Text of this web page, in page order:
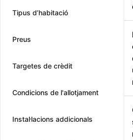
Tipus d’habitació
Preus
Targetes de crèdit
Condicions de l'allotjament
Instal·lacions addicionals